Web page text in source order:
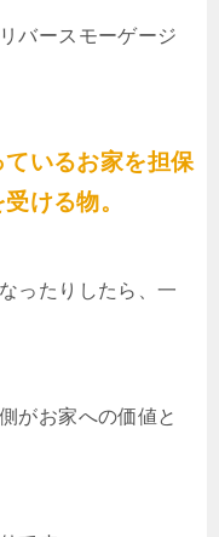
バースモーゲージ
いるお家を担保
ける物。
ったりしたら、一
がお家への価値と